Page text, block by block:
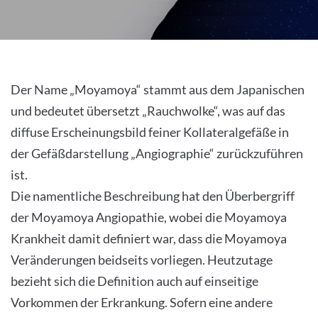
Der Name „Moyamoya“ stammt aus dem Japanischen
und bedeutet übersetzt „Rauchwolke“, was auf das
diffuse Erscheinungsbild feiner Kollateralgefäße in
der Gefäßdarstellung „Angiographie“ zurückzuführen
ist.
Die namentliche Beschreibung hat den Überbergriff
der Moyamoya Angiopathie, wobei die Moyamoya
Krankheit damit definiert war, dass die Moyamoya
Veränderungen beidseits vorliegen. Heutzutage
bezieht sich die Definition auch auf einseitige
Vorkommen der Erkrankung. Sofern eine andere